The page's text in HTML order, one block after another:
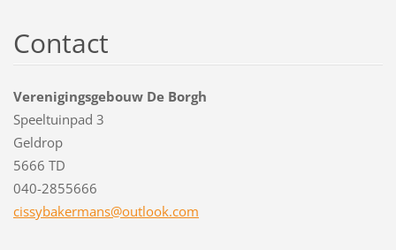
Contact
Verenigingsgebouw De Borgh
Speeltuinpad 3
Geldrop
5666 TD
040-2855666
cissybakermans@outlook.com